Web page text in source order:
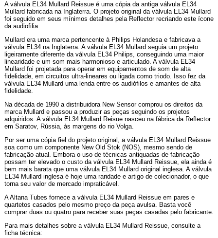
A válvula EL34 Mullard Reissue é uma cópia da antiga válvula EL34
Mullard fabricada na Inglaterra. O projeto original da válvula EL34 Mullard
foi seguido em seus mínimos detalhes pela Reflector recriando este ícone
da audiofilia.
Mullard era uma marca pertencente à Philips Holandesa e fabricava a
válvula EL34 na Inglaterra. A válvula EL34 Mullard seguia um projeto
ligeiramente diferente da válvula EL34 Philips, conseguindo uma maior
linearidade e um som mais harmonioso e articulado. A válvula EL34
Mullard foi projetada para operar em equipamentos de som de alta
fidelidade, em circuitos ultra-lineares ou ligada como triodo. Isso fez da
válvula EL34 Mullard uma lenda entre os audiófilos e amantes de alta
fidelidade.
Na década de 1990 a distribuidora New Sensor comprou os direitos da
marca Mullard e passou a produzir as peças seguindo os projetos
adquiridos. A válvula EL34 Mullard Reisue nasceu na fábrica da Reflector
em Saratov, Rússia, às margens do rio Volga.
Por ser uma cópia fiel do projeto original, a válvula EL34 Mullard Reissue
soa como um componente New Old Stok (NOS), mesmo sendo de
fabricação atual. Embora o uso de técnicas antiquadas de fabricação
possam ter elevado o custo da válvula EL34 Mullard Reissue, ela ainda é
bem mais barata que uma válvula EL34 Mullard original inglesa. A válvula
EL34 Mullard inglesa é hoje uma raridade e artigo de colecionador, o que
torna seu valor de mercado impraticável.
A Altana Tubes fornece a válvula EL34 Mullard Reissue em pares e
quartetos casados pelo mesmo preço da peça avulsa. Basta você
comprar duas ou quatro para receber suas peças casadas pelo fabricante.
Para mais detalhes sobre a válvula EL34 Mullard Reissue, consulte a
ficha técnica: